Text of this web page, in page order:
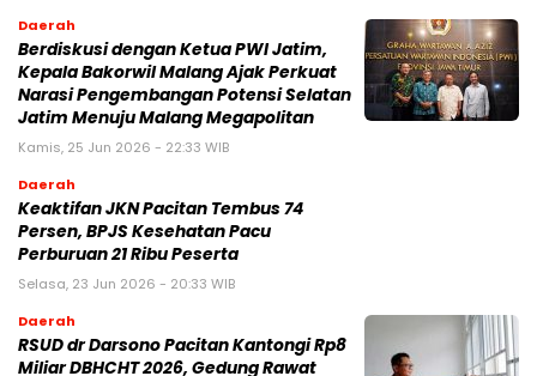
Daerah
Berdiskusi dengan Ketua PWI Jatim,
Kepala Bakorwil Malang Ajak Perkuat
Narasi Pengembangan Potensi Selatan
Jatim Menuju Malang Megapolitan
Kamis, 25 Jun 2026 - 22:33 WIB
Daerah
Keaktifan JKN Pacitan Tembus 74
Persen, BPJS Kesehatan Pacu
Perburuan 21 Ribu Peserta
Selasa, 23 Jun 2026 - 20:33 WIB
Daerah
RSUD dr Darsono Pacitan Kantongi Rp8
Miliar DBHCHT 2026, Gedung Rawat